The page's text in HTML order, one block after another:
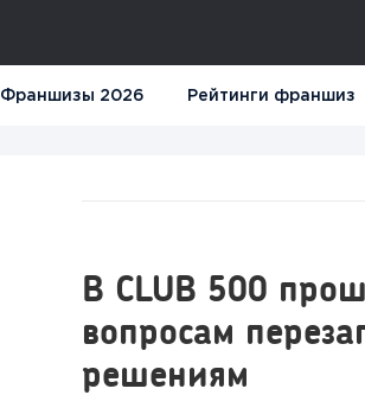
Франшизы 2026 Рейтинги франшиз
В CLUB 500
вопросам
решениям